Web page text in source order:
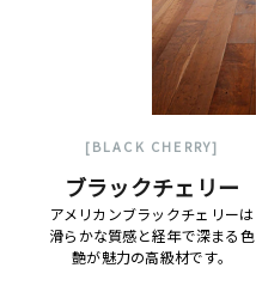
[BLACK CHERRY]
ブラックチェリー
アメリカンブラックチェリーは
滑らかな質感と経年で深まる色
艶が魅力の高級材です。